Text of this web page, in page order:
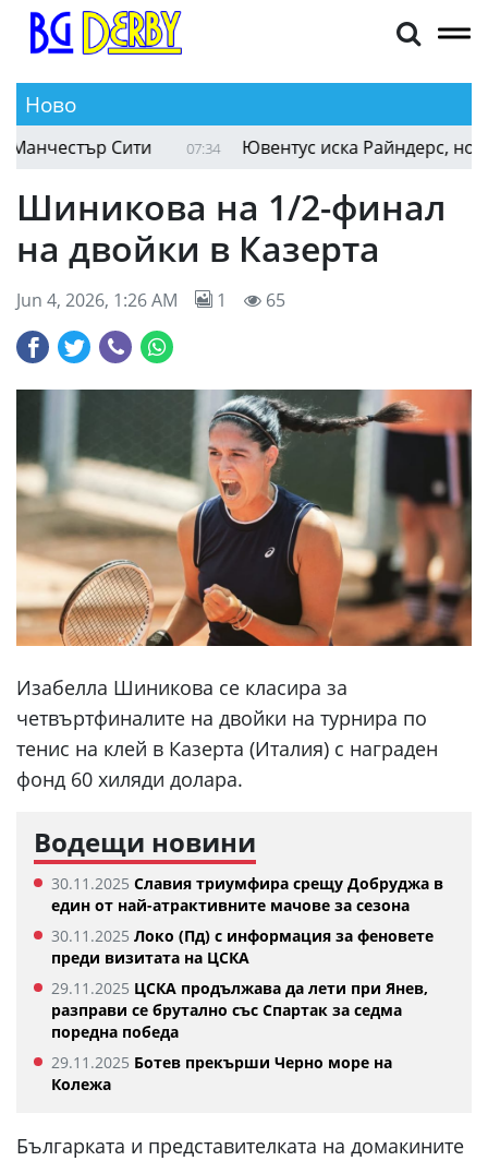
Ново
Сити 07:34 Ювентус иска Райндерс, но при
Шиникова на 1/2-финал
на двойки в Казерта
Jun 4, 2026, 1:26 AM 1 65
Изабелла Шиникова се класира за
четвъртфиналите на двойки на турнира по
тенис на клей в Казерта (Италия) с награден
фонд 60 хиляди долара.
Водещи новини
30.11.2025 Славия триумфира срещу Добруджа в
един от най-атрактивните мачове за сезона
30.11.2025 Локо (Пд) с информация за феновете
преди визитата на ЦСКА
29.11.2025 ЦСКА продължава да лети при Янев,
разправи се брутално със Спартак за седма
поредна победа
29.11.2025 Ботев прекърши Черно море на
Колежа
Българката и представителката на домакините